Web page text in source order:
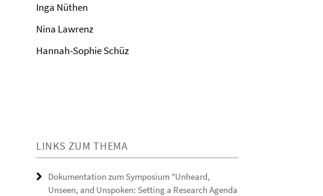
Inga Nüthen
Nina Lawrenz
Hannah-Sophie Schüz
LINKS ZUM THEMA
Dokumentation zum Symposium "Unheard,
Unseen, and Unspoken: Setting a Research Agenda